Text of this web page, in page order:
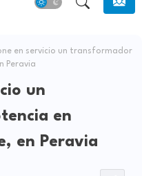
en servicio un transformador
Peravia
un
en
en Peravia